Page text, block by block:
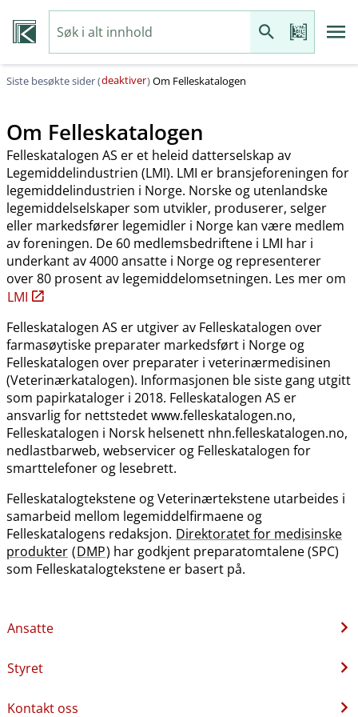
Siste besøkte sider (deaktiver)Om Felleskatalogen
Om Felleskatalogen
Felleskatalogen AS er et heleid datterselskap av
Legemiddelindustrien (LMI). LMI er bransjeforeningen for
legemiddelindustrien i Norge. Norske og utenlandske
legemiddelselskaper som utvikler, produserer, selger
eller markedsfører legemidler i Norge kan være medlem
av foreningen. De 60 medlemsbedriftene i LMI har i
underkant av 4000 ansatte i Norge og representerer
over 80 prosent av legemiddelomsetningen. Les mer om
LMI
Felleskatalogen AS er utgiver av Felleskatalogen over
farmasøytiske preparater markedsført i Norge og
Felleskatalogen over preparater i veterinærmedisinen
(Veterinærkatalogen). Informasjonen ble siste gang utgitt
som papirkataloger i 2018. Felleskatalogen AS er
ansvarlig for nettstedet www.felleskatalogen.no,
Felleskatalogen i Norsk helsenett nhn.felleskatalogen.no,
nedlastbarweb, webservicer og Felleskatalogen for
smarttelefoner og lesebrett.
Felleskatalogtekstene og Veterinærtekstene utarbeides i
samarbeid mellom legemiddelfirmaene og
Felleskatalogens redaksjon. Direktoratet for medisinske
produkter (DMP) har godkjent preparatomtalene (SPC)
som Felleskatalogtekstene er basert på.
Ansatte
Styret
Kontakt oss